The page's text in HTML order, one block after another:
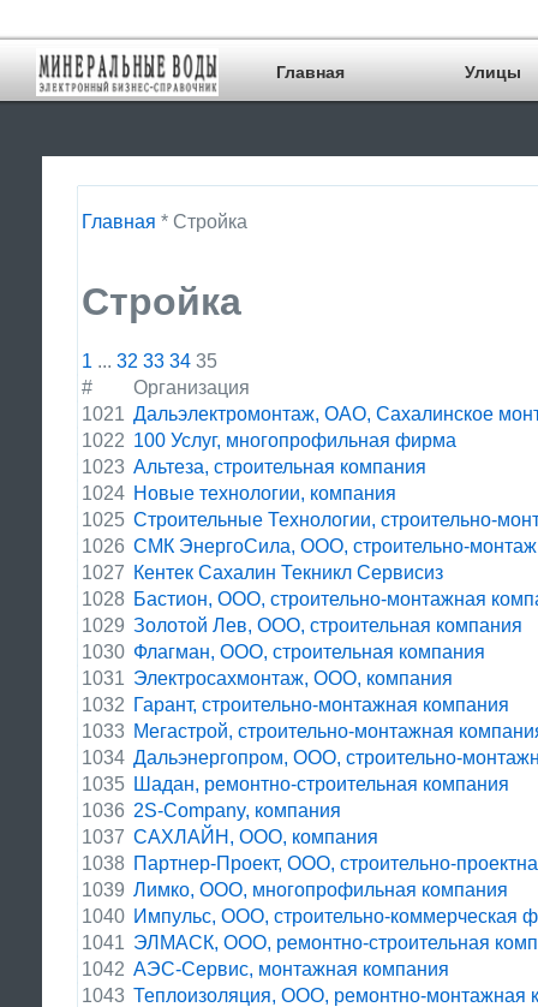
Главная Улицы
Главная * Стройка
Стройка
1 ... 32 33 34 35
#
Организация
1021 Дальэлектромонтаж, ОАО, Сахалинское
1022 100 Услуг, многопрофильная фирма
1023 Альтеза, строительная компания
1024 Новые технологии, компания
1025 Строительные Технологии, строительно-
1026 СМК ЭнергоСила, ООО, строительно-
1027 Кентек Сахалин Текникл Сервисиз
1028 Бастион, ООО, строительно-монтажная
1029 Золотой Лев, ООО, строительная компания
1030 Флагман, ООО, строительная компания
1031 Электросахмонтаж, ООО, компания
1032 Гарант, строительно-монтажная компания
1033 Мегастрой, строительно-монтажная
1034 Дальэнергопром, ООО, строительно-
1035 Шадан, ремонтно-строительная компания
1036 2S-Company, компания
1037 САХЛАЙН, ООО, компания
1038 Партнер-Проект, ООО, строительно-
1039 Лимко, ООО, многопрофильная компания
1040 Импульс, ООО, строительно-коммерческая
1041 ЭЛМАСК, ООО, ремонтно-строительная
1042 АЭС-Сервис, монтажная компания
1043 Теплоизоляция, ООО, ремонтно-монтажная